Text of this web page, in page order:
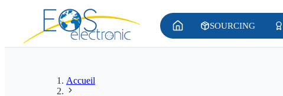
SOURCING
Accueil